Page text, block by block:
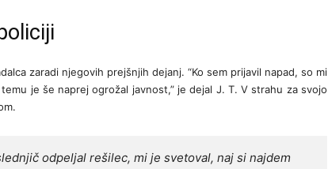
zaradi njegovih prejšnjih dejanj. “Ko sem prijavil napad, so mi
je še naprej ogrožal javnost,” je dejal J. T. V strahu za svojo
odpeljal rešilec, mi je svetoval, naj si najdem